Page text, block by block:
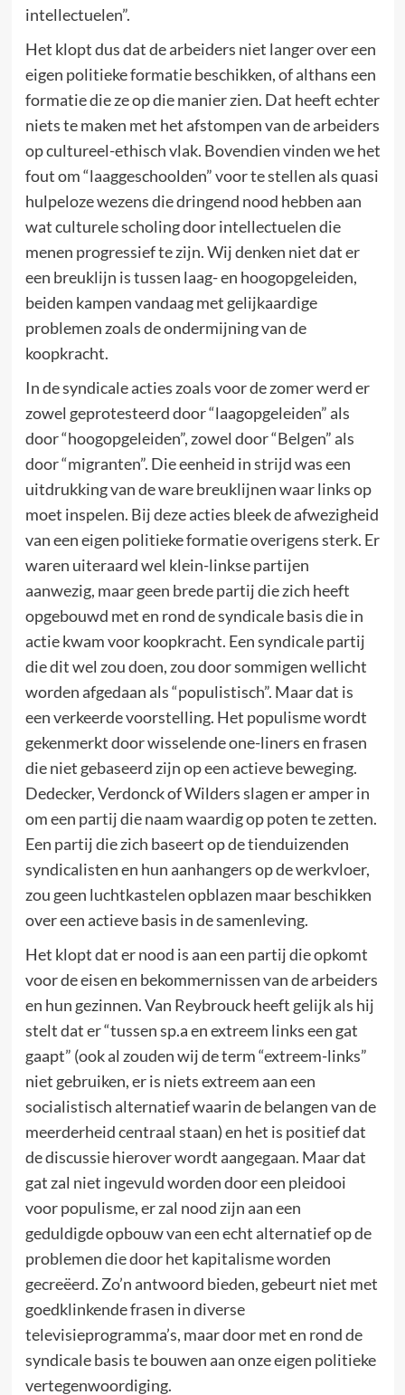
intellectuelen”.
Het klopt dus dat de arbeiders niet langer over een
eigen politieke formatie beschikken, of althans een
formatie die ze op die manier zien. Dat heeft echter
niets te maken met het afstompen van de arbeiders
op cultureel-ethisch vlak. Bovendien vinden we het
fout om “laaggeschoolden” voor te stellen als quasi
hulpeloze wezens die dringend nood hebben aan
wat culturele scholing door intellectuelen die
menen progressief te zijn. Wij denken niet dat er
een breuklijn is tussen laag- en hoogopgeleiden,
beiden kampen vandaag met gelijkaardige
problemen zoals de ondermijning van de
koopkracht.
In de syndicale acties zoals voor de zomer werd er
zowel geprotesteerd door “laagopgeleiden” als
door “hoogopgeleiden”, zowel door “Belgen” als
door “migranten”. Die eenheid in strijd was een
uitdrukking van de ware breuklijnen waar links op
moet inspelen. Bij deze acties bleek de afwezigheid
van een eigen politieke formatie overigens sterk. Er
waren uiteraard wel klein-linkse partijen
aanwezig, maar geen brede partij die zich heeft
opgebouwd met en rond de syndicale basis die in
actie kwam voor koopkracht. Een syndicale partij
die dit wel zou doen, zou door sommigen wellicht
worden afgedaan als “populistisch”. Maar dat is
een verkeerde voorstelling. Het populisme wordt
gekenmerkt door wisselende one-liners en frasen
die niet gebaseerd zijn op een actieve beweging.
Dedecker, Verdonck of Wilders slagen er amper in
om een partij die naam waardig op poten te zetten.
Een partij die zich baseert op de tienduizenden
syndicalisten en hun aanhangers op de werkvloer,
zou geen luchtkastelen opblazen maar beschikken
over een actieve basis in de samenleving.
Het klopt dat er nood is aan een partij die opkomt
voor de eisen en bekommernissen van de arbeiders
en hun gezinnen. Van Reybrouck heeft gelijk als hij
stelt dat er “tussen sp.a en extreem links een gat
gaapt” (ook al zouden wij de term “extreem-links”
niet gebruiken, er is niets extreem aan een
socialistisch alternatief waarin de belangen van de
meerderheid centraal staan) en het is positief dat
de discussie hierover wordt aangegaan. Maar dat
gat zal niet ingevuld worden door een pleidooi
voor populisme, er zal nood zijn aan een
geduldigde opbouw van een echt alternatief op de
problemen die door het kapitalisme worden
gecreëerd. Zo’n antwoord bieden, gebeurt niet met
goedklinkende frasen in diverse
televisieprogramma’s, maar door met en rond de
syndicale basis te bouwen aan onze eigen politieke
vertegenwoordiging.